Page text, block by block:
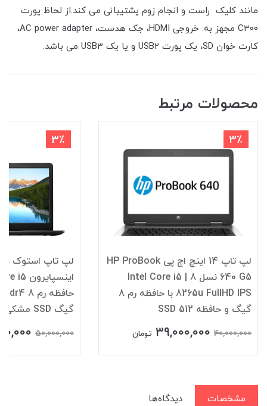
مانند کلیک راست و انجام زوم پشتیبانی می کند.از لحاظ پورت
C300 مجهز به: خروجی HDMI، جک هدست، AC power adapter،
کارت خوان SD، یک پورت USB2 و یا یک USB3 می باشد.
محصولات مرتبط
3٪
لپ تاپ 14 اینچ اچ پی HP ProBook
640 G5 نسل 8 | Intel Core i5
8265u FullHD IPS با حافظه رم 8
گیگ و حافظه SSD 512
40,000,000
39,000,000 تومان
3٪
گیگ SSD مشکی 17 اینچ
50,000,000
مشخصات دیدگاه‌ها